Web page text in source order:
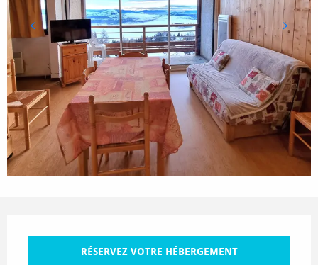
RÉSERVEZ VOTRE HÉBERGEMENT